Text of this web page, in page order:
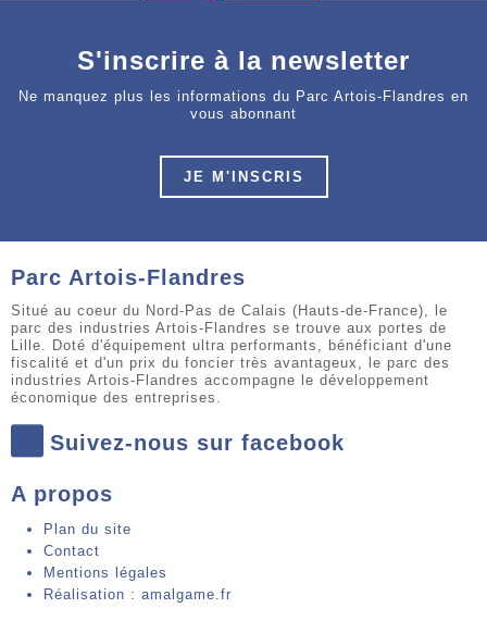
S'inscrire à la newsletter
Ne manquez plus les informations du Parc Artois-Flandres en
vous abonnant
JE M'INSCRIS
Parc Artois-Flandres
Situé au coeur du Nord-Pas de Calais (Hauts-de-France), le
parc des industries Artois-Flandres se trouve aux portes de
Lille. Doté d'équipement ultra performants, bénéficiant d'une
fiscalité et d'un prix du foncier très avantageux, le parc des
industries Artois-Flandres accompagne le développement
économique des entreprises.
Suivez-nous sur facebook
A propos
Plan du site
Contact
Mentions légales
Réalisation : amalgame.fr